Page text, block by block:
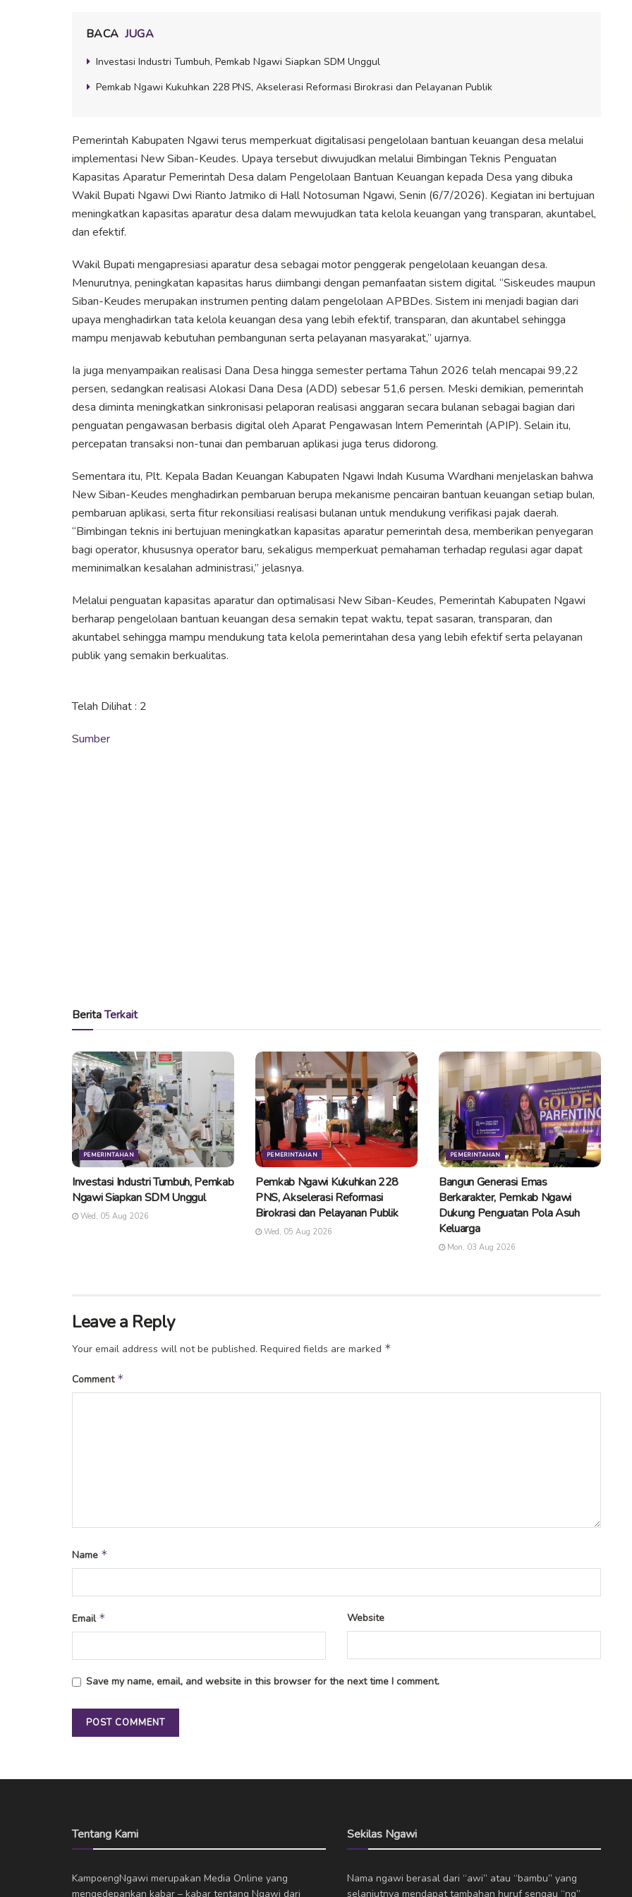
BACA JUGA
Investasi Industri Tumbuh, Pemkab Ngawi Siapkan SDM Unggul
Pemkab Ngawi Kukuhkan 228 PNS, Akselerasi Reformasi Birokrasi dan Pelayanan Publik
Pemerintah Kabupaten Ngawi terus memperkuat digitalisasi pengelolaan bantuan keuangan desa melalui
implementasi New Siban-Keudes. Upaya tersebut diwujudkan melalui Bimbingan Teknis Penguatan
Kapasitas Aparatur Pemerintah Desa dalam Pengelolaan Bantuan Keuangan kepada Desa yang dibuka
Wakil Bupati Ngawi Dwi Rianto Jatmiko di Hall Notosuman Ngawi, Senin (6/7/2026). Kegiatan ini bertujuan
meningkatkan kapasitas aparatur desa dalam mewujudkan tata kelola keuangan yang transparan, akuntabel,
dan efektif.
Wakil Bupati mengapresiasi aparatur desa sebagai motor penggerak pengelolaan keuangan desa.
Menurutnya, peningkatan kapasitas harus diimbangi dengan pemanfaatan sistem digital. “Siskeudes maupun
Siban-Keudes merupakan instrumen penting dalam pengelolaan APBDes. Sistem ini menjadi bagian dari
upaya menghadirkan tata kelola keuangan desa yang lebih efektif, transparan, dan akuntabel sehingga
mampu menjawab kebutuhan pembangunan serta pelayanan masyarakat,” ujarnya.
Ia juga menyampaikan realisasi Dana Desa hingga semester pertama Tahun 2026 telah mencapai 99,22
persen, sedangkan realisasi Alokasi Dana Desa (ADD) sebesar 51,6 persen. Meski demikian, pemerintah
desa diminta meningkatkan sinkronisasi pelaporan realisasi anggaran secara bulanan sebagai bagian dari
penguatan pengawasan berbasis digital oleh Aparat Pengawasan Intern Pemerintah (APIP). Selain itu,
percepatan transaksi non-tunai dan pembaruan aplikasi juga terus didorong.
Sementara itu, Plt. Kepala Badan Keuangan Kabupaten Ngawi Indah Kusuma Wardhani menjelaskan bahwa
New Siban-Keudes menghadirkan pembaruan berupa mekanisme pencairan bantuan keuangan setiap bulan,
pembaruan aplikasi, serta fitur rekonsiliasi realisasi bulanan untuk mendukung verifikasi pajak daerah.
“Bimbingan teknis ini bertujuan meningkatkan kapasitas aparatur pemerintah desa, memberikan penyegaran
bagi operator, khususnya operator baru, sekaligus memperkuat pemahaman terhadap regulasi agar dapat
meminimalkan kesalahan administrasi,” jelasnya.
Melalui penguatan kapasitas aparatur dan optimalisasi New Siban-Keudes, Pemerintah Kabupaten Ngawi
berharap pengelolaan bantuan keuangan desa semakin tepat waktu, tepat sasaran, transparan, dan
akuntabel sehingga mampu mendukung tata kelola pemerintahan desa yang lebih efektif serta pelayanan
publik yang semakin berkualitas.
Telah Dilihat : 2
Sumber
BeritaTerkait
PEMERINTAHAN
Investasi Industri Tumbuh, Pemkab
Ngawi Siapkan SDM Unggul
Wed, 05 Aug 2026
PEMERINTAHAN
Pemkab Ngawi Kukuhkan 228
PNS, Akselerasi Reformasi
Birokrasi dan Pelayanan Publik
Wed, 05 Aug 2026
PEMERINTAHAN
Bangun Generasi Emas
Berkarakter, Pemkab Ngawi
Dukung Penguatan Pola Asuh
Keluarga
Mon, 03 Aug 2026
Leave a Reply
Your email address will not be published. Required fields are marked *
Comment *
Name *
Email * Website
Save my name, email, and website in this browser for the next time I comment.
Tentang Kami
KampoengNgawi merupakan Media Online yang
mengedepankan kabar – kabar tentang Ngawi dari
Sekilas Ngawi
Nama ngawi berasal dari “awi” atau “bambu” yang
selanjutnya mendapat tambahan huruf sengau “ng”